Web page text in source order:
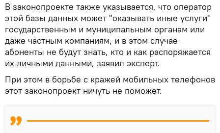
В законопроекте также указывается, что оператор
этой базы данных может "оказывать иные услуги"
государственным и муниципальным органам или
даже частным компаниям, и в этом случае
абоненты не будут знать, кто и как распоряжается
их личными данными, заявил эксперт.
При этом в борьбе с кражей мобильных телефонов
этот законопроект ничуть не поможет.